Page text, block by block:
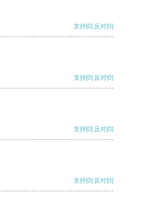
支持[0] 反对[0]
支持[0] 反对[0]
支持[0] 反对[0]
支持[0] 反对[0]